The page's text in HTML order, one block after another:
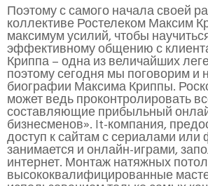
Поэтому с самого начала своей
коллективе Ростелеком Максим
максимум усилий, чтобы
эффективному общению с
Криппа – одна из величайших
поэтому сегодня мы поговорим и
биографии Максима Криппы.
может ведь проконтролировать
составляющие прибыльный
бизнесменов». It-компания,
доступ к сайтам с сериалами
занимается и онлайн-играми,
интернет. Монтаж натяжных
высококвалифицированные